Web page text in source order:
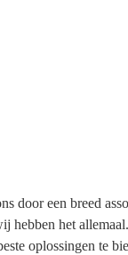
door een breed
hebben het
oplossingen te